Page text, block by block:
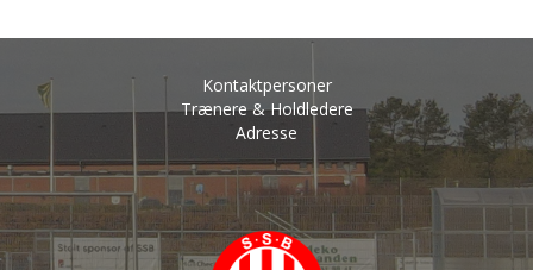
Kontaktpersoner
Trænere & Holdledere
Adresse